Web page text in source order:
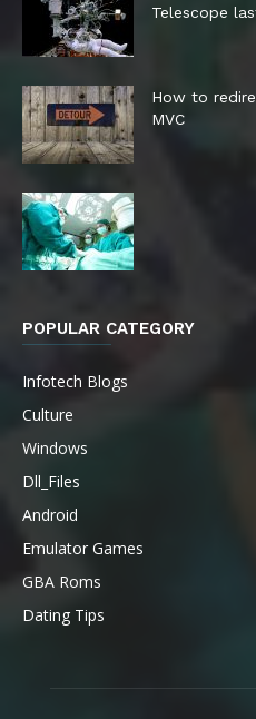
Telescope
How to
MVC
POPULAR CATEGORY
Infotech Blogs
Culture
Windows
Dll_Files
Android
Emulator Games
GBA Roms
Dating Tips